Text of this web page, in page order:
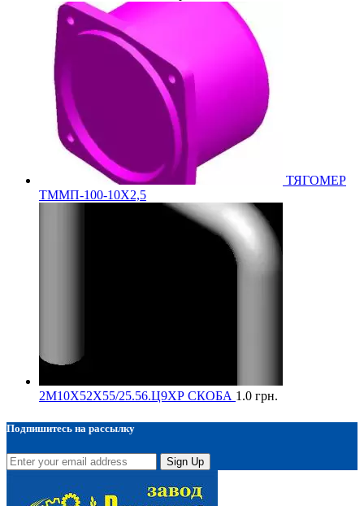
ТЯГОМЕР
ТММП-100-10Х2,5
2М10Х52Х55/25.56.Ц9ХР СКОБА 1.0 грн.
Подпишитесь на рассылку
Sign Up